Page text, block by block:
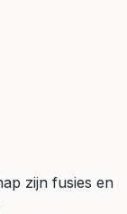
zijn fusies en